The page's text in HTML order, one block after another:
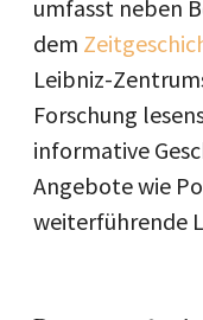
umfasst neben
dem
Leibniz-
Forschung
informative
Angebote wie
weiterführende